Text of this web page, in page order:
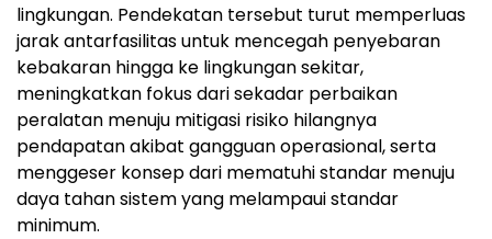
lingkungan. Pendekatan tersebut turut memperluas
jarak antarfasilitas untuk mencegah penyebaran
kebakaran hingga ke lingkungan sekitar,
meningkatkan fokus dari sekadar perbaikan
peralatan menuju mitigasi risiko hilangnya
pendapatan akibat gangguan operasional, serta
menggeser konsep dari mematuhi standar menuju
daya tahan sistem yang melampaui standar
minimum.